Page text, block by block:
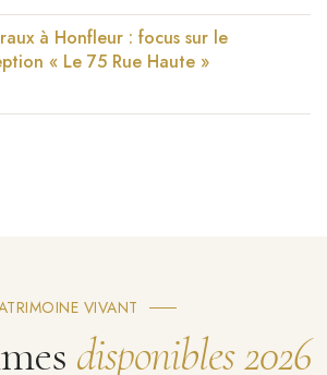
à Honfleur : focus sur le
« Le 75 Rue Haute »
VIVANT
disponibles 2026